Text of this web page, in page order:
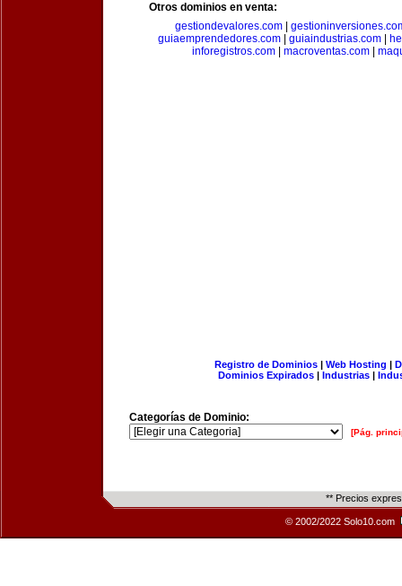
Otros dominios en venta:
gestiondevalores.com|
guiaemprendedores.com
guiaindustrias.com
inforegistros.com| macroventas.com|
Registro de Dominios| Web Hosting |
Dominios Expirados | Industrias |
Categorías de Dominio:
[Pág.
** Precios
© 2002/2022 Solo10.com